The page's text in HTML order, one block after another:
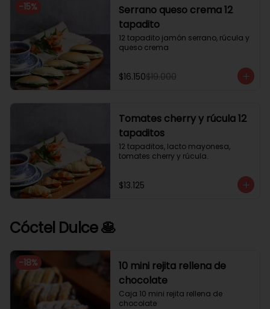
-15%
Serrano queso crema 12
tapadito
12 tapadito jamón serrano, rúcula y
queso crema
$16.150$19.000
Tomates cherry y rúcula 12
tapaditos
12 tapaditos, lacto mayonesa,
tomates cherry y rúcula.
$13.125
Cóctel Dulce 🥞
-18%
10 mini rejita rellena de
chocolate
Caja 10 mini rejita rellena de
chocolate